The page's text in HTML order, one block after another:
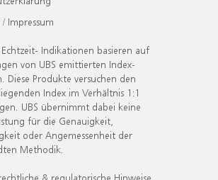
/ Impressum
Echtzeit- Indikationen basieren auf
von UBS emittierten Index-
Diese Produkte versuchen den
Index im Verhältnis 1:1
UBS übernimmt dabei keine
für die Genauigkeit,
oder Angemessenheit der
Methodik.